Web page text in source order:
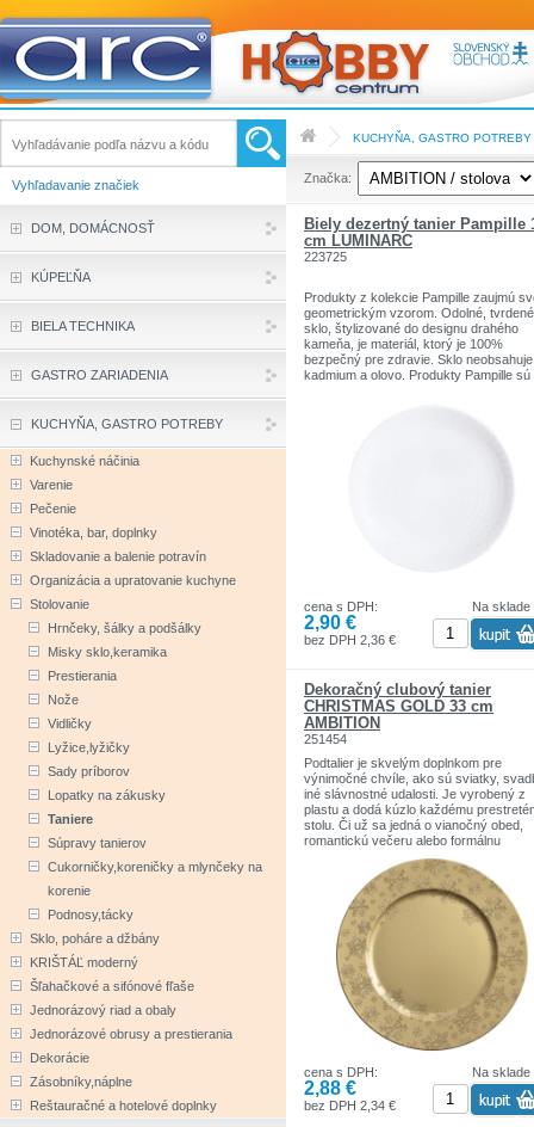
KUCHYŇA, GASTRO POTREBY
Značka:
Biely dezertný tanier Pampille
cm LUMINARC
223725
Produkty z kolekcie Pampille zaujmú
geometrickým vzorom. Odolné, tvrdené
sklo, štylizované do designu drahého
kameňa, je materiál, ktorý je 100%
bezpečný pre zdravie. Sklo neobsahuje
kadmium a olovo. Produkty Pampille sú
Kolekcia Pampille obsahuje taniere a
šalátové misy, ktoré dokážu vytvoriť
Na sklade
cena s DPH:
2,90 €
bez DPH 2,36 €
Dekoračný clubový tanier
CHRISTMAS GOLD 33 cm
AMBITION
251454
Podtalier je skvelým doplnkom pre
výnimočné chvíle, ako sú sviatky,
iné slávnostné udalosti. Je vyrobený z
plastu a dodá kúzlo každému
stolu. Či už sa jedná o vianočný obed,
romantickú večeru alebo formálnu
svadobnú hostinu, tento podtanier dodá
nádherný vzhľad každému aranžmánu.
Vďaka dekoru v podobe snehových
krásne vyzerá, ale hlavne je tiež
praktický. Ľahký a stabilný, je
podložka pod taniere. Vďaka
každé jedlo stane jedinečným
zážitkom zvyšujúcim štandard vášho
Vzhľad: zlatá farba a dekor snehových
Odolnosť: Vyrobené z pevného plastu
Funkčnosť: ľahká, stabilná, tepelne
Aranžmán: kompatibilný s rôznym
riadu
Unikátny: mimoriadna dekorácia pre
Na sklade
cena s DPH:
2,88 €
bez DPH 2,34 €
Vyhľadavanie značiek
DOM, DOMÁCNOSŤ
KÚPEĽŇA
BIELA TECHNIKA
GASTRO ZARIADENIA
KUCHYŇA, GASTRO POTREBY
Kuchynské náčinia
Varenie
Pečenie
Vinotéka, bar, doplnky
Skladovanie a balenie potravín
Organizácia a upratovanie kuchyne
Stolovanie
Hrnčeky, šálky a podšálky
Misky sklo,keramika
Prestierania
Nože
Vidličky
Lyžice,lyžičky
Sady príborov
Lopatky na zákusky
Taniere
Súpravy tanierov
Cukorničky,koreničky a mlynčeky na
korenie
Podnosy,tácky
Sklo, poháre a džbány
KRIŠTÁĽ moderný
Šľahačkové a sifónové fľaše
Jednorázový riad a obaly
Jednorázové obrusy a prestierania
Dekorácie
Zásobníky,náplne
Reštauračné a hotelové doplnky